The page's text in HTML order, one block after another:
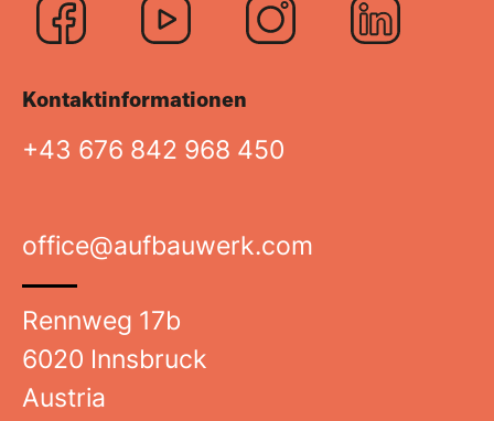
Facebook
Youtube
Kontaktinformationen
+43 676 842 968 450
office@aufbauwerk.com
Rennweg 17b
6020 Innsbruck
Austria